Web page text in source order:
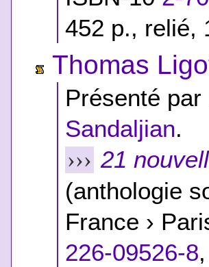
452 p., relié,
Thomas
Présenté
Sandaljian.
››› 21
(anthologie
France ›
226-09526-8,